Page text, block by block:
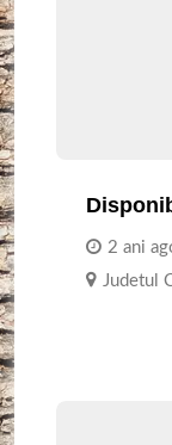
2 ani
Judetul